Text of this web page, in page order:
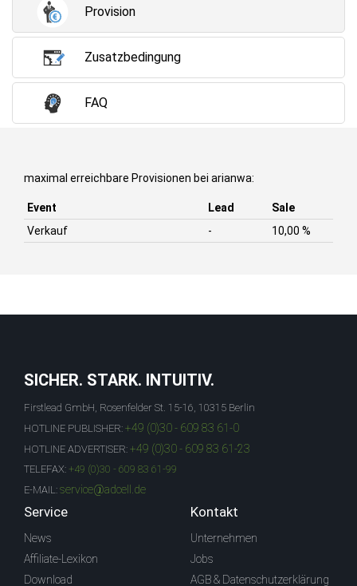
Provision
Zusatzbedingung
FAQ
maximal erreichbare Provisionen bei arianwa:
Event Lead
Sale
Verkauf
- 10,00 %
SICHER. STARK. INTUITIV.
Firstlead GmbH, Rosenfelder St. 15-16, 10315 Berlin
HOTLINE PUBLISHER: +49 (0)30 - 609 83 61-0
HOTLINE ADVERTISER: +49 (0)30 - 609 83 61-23
TELEFAX: +49 (0)30 - 609 83 61-99
E-MAIL: service@adcell.de
Service
News
Affiliate-Lexikon
Download
Kontakt
Unternehmen
Jobs
AGB & Datenschutzerklärung